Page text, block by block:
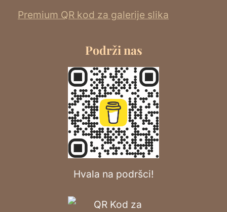
Premium QR kod za galerije slika
Podrži nas
Hvala na podršci!